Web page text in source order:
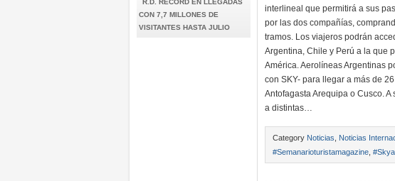
R.D. RÉCORD EN LLEGADAS
CON 7,7 MILLONES DE
VISITANTES HASTA JULIO
interlineal que permitirá a sus
por las dos compañías,
tramos. Los viajeros podrán
Argentina, Chile y Perú a la que
América. Aerolíneas Argentinas
con SKY- para llegar a más de
Antofagasta Arequipa o Cusco.
a distintas…
Category Noticias Noticias
#Semanarioturistamagazine